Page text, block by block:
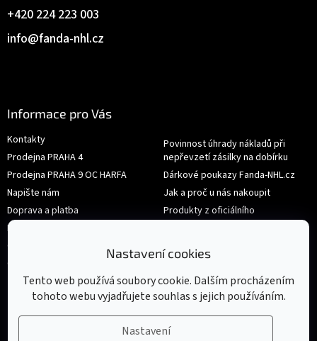
Nastavení cookies
Tento web používá soubory cookie. Dalším procházením
tohoto webu vyjadřujete souhlas s jejich používáním.
Nastavení
info@fanda-nhl.cz
+420 224 223 003
Informace pro Vás
Kontakty
Prodejna PRAHA 4
Prodejna PRAHA 9 OC HARFA
Napište nám
Doprava a platba
Hodnocení obchodu
Obchodní podmínky
Ochrana osobních údajů
Povinnost úhrady nákladů při
nepřevzetí zásilky na dobírku
Dárkové poukazy Fanda-NHL.cz
Jak a proč u nás nakoupit
Produkty z oficiálního
shop.nhl.com
Výměna nebo vrácení zboží